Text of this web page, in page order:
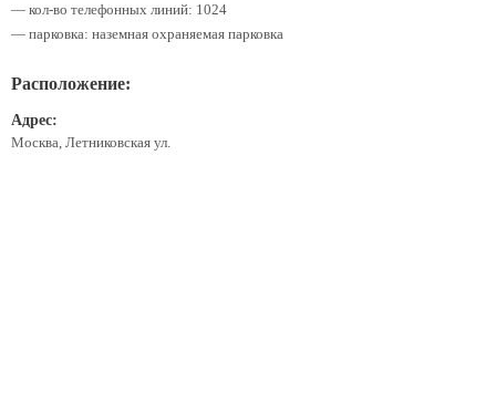
— кол-во телефонных линий: 1024
— парковка: нaземная охраняемая парковка
Расположение:
Адрес:
Москва, Летниковская ул.